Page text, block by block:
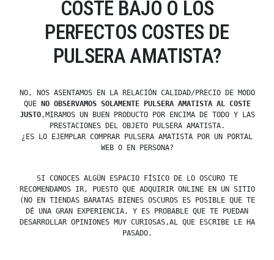
COSTE BAJO O LOS
PERFECTOS COSTES DE
PULSERA AMATISTA?
NO, NOS ASENTAMOS EN LA RELACIÓN CALIDAD/PRECIO DE MODO
QUE
NO OBSERVAMOS SOLAMENTE PULSERA AMATISTA AL COSTE
JUSTO,MIRAMOS UN BUEN PRODUCTO POR ENCIMA DE TODO Y LAS
PRESTACIONES DEL OBJETO PULSERA AMATISTA.
¿ES LO EJEMPLAR COMPRAR PULSERA AMATISTA POR UN PORTAL
WEB O EN PERSONA?
SI CONOCES ALGÚN ESPACIO FÍSICO DE LO OSCURO TE
RECOMENDAMOS IR, PUESTO QUE ADQUIRIR ONLINE EN UN SITIO
(NO EN TIENDAS BARATAS BIENES OSCUROS ES POSIBLE QUE TE
DÉ UNA GRAN EXPERIENCIA, Y ES PROBABLE QUE TE PUEDAN
DESARROLLAR OPINIONES MUY CURIOSAS,AL QUE ESCRIBE LE HA
PASADO.